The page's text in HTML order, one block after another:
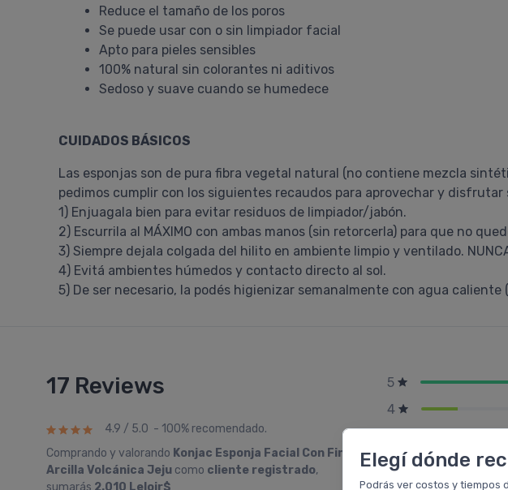
Elegí dónde
Podrás ver costos y tiempos
Reduce el tamaño de los poros
Se puede usar con o sin limpiador facial
Apto para pieles sensibles
100% natural sin colorantes ni aditivos
Sedoso y suave cuando se humedece
CUIDADOS BÁSICOS
Las esponjas son de pura fibra vegetal natural (no contiene mezcla
pedimos cumplir con los siguientes recaudos para aprovechar y disfrutar
1) Enjuagala bien para evitar residuos de limpiador/jabón.
2) Escurrila al MÁXIMO con ambas manos (sin retorcerla) para que no
3) Siempre dejala colgada del hilito en ambiente limpio y ventilado.
4) Evitá ambientes húmedos y contacto directo al sol.
5) De ser necesario, la podés higienizar semanalmente con agua
17 Reviews
4.9 / 5.0 - 100% recomendado.
Comprando y valorando Konjac Esponja Facial Con Fina
Arcilla Volcánica Jeju como cliente registrado,
sumarás 2.010 Leloir$
5
4
2